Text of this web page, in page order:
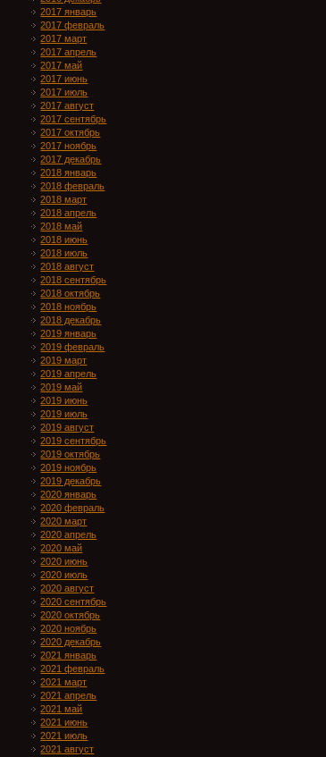
2017 январь
2017 февраль
2017 март
2017 апрель
2017 май
2017 июнь
2017 июль
2017 август
2017 сентябрь
2017 октябрь
2017 ноябрь
2017 декабрь
2018 январь
2018 февраль
2018 март
2018 апрель
2018 май
2018 июнь
2018 июль
2018 август
2018 сентябрь
2018 октябрь
2018 ноябрь
2018 декабрь
2019 январь
2019 февраль
2019 март
2019 апрель
2019 май
2019 июнь
2019 июль
2019 август
2019 сентябрь
2019 октябрь
2019 ноябрь
2019 декабрь
2020 январь
2020 февраль
2020 март
2020 апрель
2020 май
2020 июнь
2020 июль
2020 август
2020 сентябрь
2020 октябрь
2020 ноябрь
2020 декабрь
2021 январь
2021 февраль
2021 март
2021 апрель
2021 май
2021 июнь
2021 июль
2021 август